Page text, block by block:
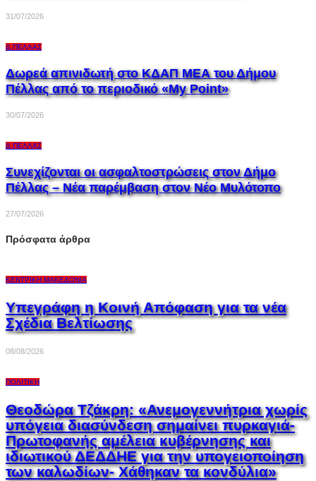
31/07/2026
Δ.ΠΈΛΛΑΣ
Δωρεά απινιδωτή στο ΚΔΑΠ ΜΕΑ του Δήμου
Πέλλας από το περιοδικό «My Point»
30/07/2026
Δ.ΠΈΛΛΑΣ
Συνεχίζονται οι ασφαλτοστρώσεις στον Δήμο
Πέλλας – Νέα παρέμβαση στον Νέο Μυλότοπο
27/07/2026
Πρόσφατα άρθρα
ΚΕΝΤΡΙΚΉ ΜΑΚΕΔΟΝΊΑ
Υπεγράφη η Κοινή Απόφαση για τα νέα
Σχέδια Βελτίωσης
08/08/2026
ΠΟΛΙΤΙΚΉ
Θεοδώρα Τζάκρη: «Ανεμογεννήτρια χωρίς
υπόγεια διασύνδεση σημαίνει πυρκαγιά-
Πρωτοφανής αμέλεια κυβέρνησης και
ιδιωτικού ΔΕΔΔΗΕ για την υπογειοποίηση
των καλωδίων- Χάθηκαν τα κονδύλια»